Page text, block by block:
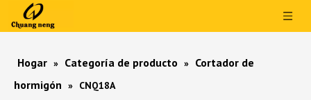
Hogar » Categoría de producto » Cortador de
hormigón » CNQ18A